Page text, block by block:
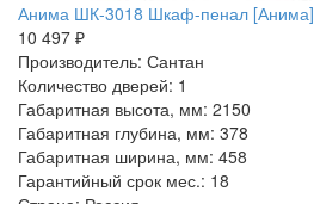
Анима ШК-3018 Шкаф-пенал [Анима]
10 497 ₽
Производитель: Сантан
Количество дверей: 1
Габаритная высота, мм: 2150
Габаритная глубина, мм: 378
Габаритная ширина, мм: 458
Гарантийный срок мес.: 18